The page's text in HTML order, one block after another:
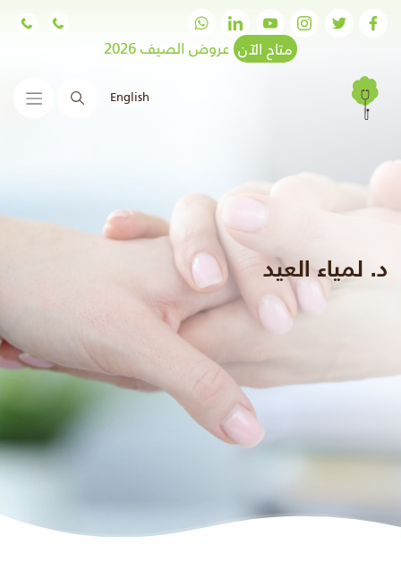
متاح الآن عروض الصيف 2026
English البحث
د. لمياء العيد